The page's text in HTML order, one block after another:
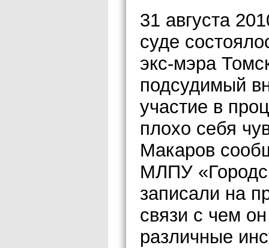
31 августа
суде
экс-мэра
подсудимый
участие в
плохо себя
Макаров
МЛПУ
записали на
связи с чем
различные